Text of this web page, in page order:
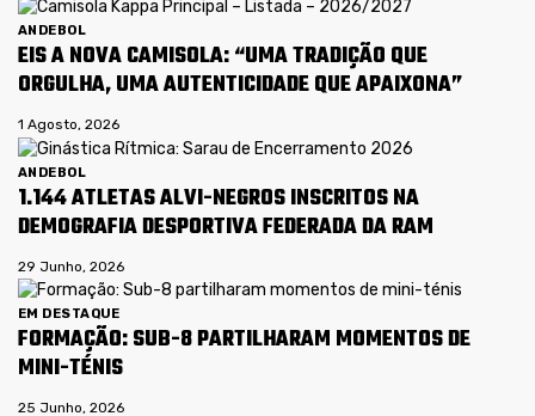
ANDEBOL
EIS A NOVA CAMISOLA: “UMA TRADIÇÃO QUE
ORGULHA, UMA AUTENTICIDADE QUE APAIXONA”
1 Agosto, 2026
ANDEBOL
1.144 ATLETAS ALVI-NEGROS INSCRITOS NA
DEMOGRAFIA DESPORTIVA FEDERADA DA RAM
29 Junho, 2026
EM DESTAQUE
FORMAÇÃO: SUB-8 PARTILHARAM MOMENTOS DE
MINI-TÉNIS
25 Junho, 2026